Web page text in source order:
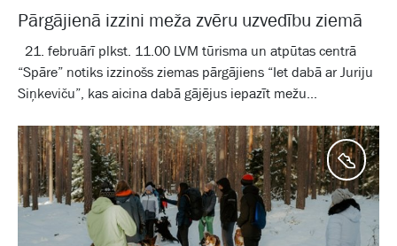
Pārgājienā izzini meža zvēru uzvedību ziemā
21. februārī plkst. 11.00 LVM tūrisma un atpūtas centrā
“Spāre” notiks izzinošs ziemas pārgājiens “Iet dabā ar Juriju
Siņkeviču”, kas aicina dabā gājējus iepazīt mežu...